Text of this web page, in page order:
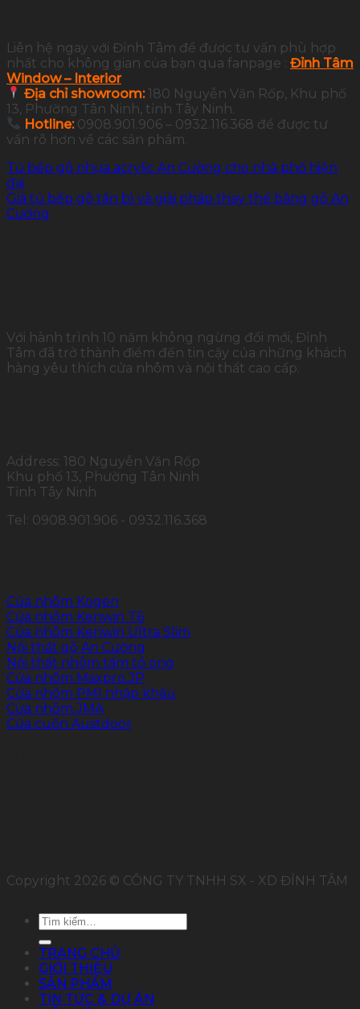
Liên hệ ngay với Đỉnh Tâm để được tư vấn phù hợp
nhất cho không gian của bạn qua fanpage : Đỉnh Tâm
Window – Interior
Địa chỉ showroom:180 Nguyễn Văn Rốp, Khu phố
13, Phường Tân Ninh, tỉnh Tây Ninh.
Hotline: 0908.901.906 – 0932.116.368 để được tư
vấn rõ hơn về các sản phẩm.
Tủ bếp gỗ nhựa acrylic An Cường cho nhà phố hiện
đại
Giá tủ bếp gỗ tần bì và giải pháp thay thế bằng gỗ An
Cường
Với hành trình 10 năm không ngừng đổi mới, Đỉnh
Tâm đã trở thành điểm đến tin cậy của những khách
hàng yêu thích cửa nhôm và nội thất cao cấp.
Address: 180 Nguyễn Văn Rốp
Khu phố 13, Phường Tân Ninh
Tỉnh Tây Ninh
Tel: 0908.901.906 - 0932.116.368
Cửa nhôm Kogen
Cửa nhôm Kenwin T6
Cửa nhôm Kenwin Ultra Slim
Nội thất gỗ An Cường
Nội thất nhôm tấm tổ ong
Cửa nhôm Maxpro.JP
Cửa nhôm PMI nhập khẩu
Cửa nhôm JMA
Cửa cuốn Austdoor
Copyright 2026 © CÔNG TY TNHH SX - XD ĐỈNH TÂM
Tìm
TRANG CHỦ
GIỚI THIỆU
SẢN PHẨM
TIN TỨC & DỰ ÁN